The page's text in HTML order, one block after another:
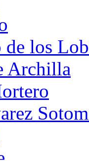
de los
Archilla